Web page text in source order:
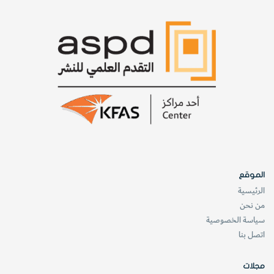
الموقع
الرئيسية
من نحن
سياسة الخصوصية
اتصل بنا
مجلات